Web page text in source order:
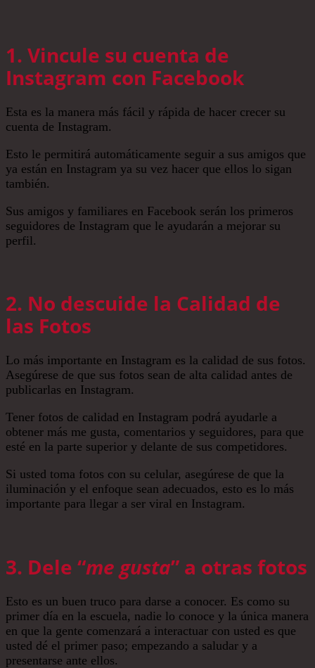
1. Vincule su cuenta de
Instagram con Facebook
Esta es la manera más fácil y rápida de hacer crecer su
cuenta de Instagram.
Esto le permitirá automáticamente seguir a sus amigos que
ya están en Instagram ya su vez hacer que ellos lo sigan
también.
Sus amigos y familiares en Facebook serán los primeros
seguidores de Instagram que le ayudarán a mejorar su
perfil.
2. No descuide la Calidad de
las Fotos
Lo más importante en Instagram es la calidad de sus fotos.
Asegúrese de que sus fotos sean de alta calidad antes de
publicarlas en Instagram.
Tener fotos de calidad en Instagram podrá ayudarle a
obtener más me gusta, comentarios y seguidores, para que
esté en la parte superior y delante de sus competidores.
Si usted toma fotos con su celular, asegúrese de que la
iluminación y el enfoque sean adecuados, esto es lo más
importante para llegar a ser viral en Instagram.
3. Dele “me gusta” a otras fotos
Esto es un buen truco para darse a conocer. Es como su
primer día en la escuela, nadie lo conoce y la única manera
en que la gente comenzará a interactuar con usted es que
usted dé el primer paso; empezando a saludar y a
presentarse ante ellos.